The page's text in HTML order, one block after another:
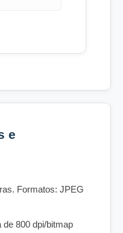
e
Formatos: JPEG
800 dpi/bitmap